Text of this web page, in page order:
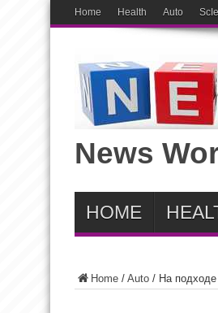
Home Health Auto
News
HOME
Home / Auto / На